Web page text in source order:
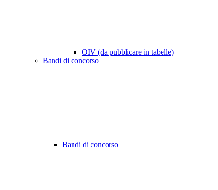
OIV (da pubblicare in tabelle)
Bandi di concorso
Bandi di concorso